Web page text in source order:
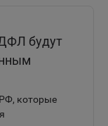
будут
которые